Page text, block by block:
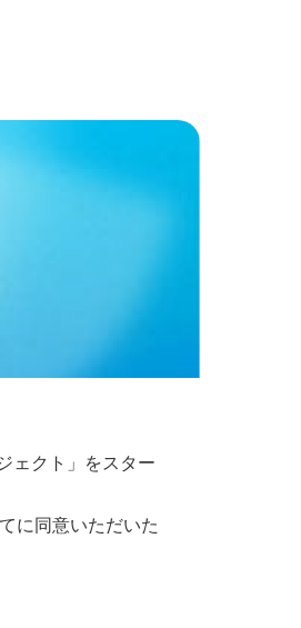
ェクト」をスター
に同意いただいた